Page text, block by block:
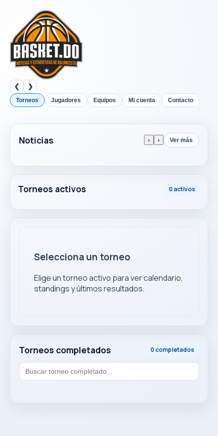
❮ ❯
Torneos Jugadores Equipos Mi cuenta Contacto
Noticias ‹ › Ver más
Torneos activos 0 activos
Torneos completados 0 completados
Selecciona un torneo
Elige un torneo activo para ver calendario,
standings y últimos resultados.